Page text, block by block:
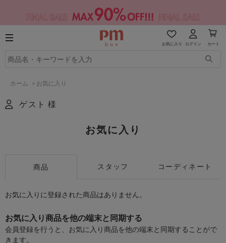
お気に入り ログイン カート
ホーム > お気に入り
ゲスト 様
お気に入り
商品 スタッフ コーディネート
お気に入りに登録された商品はありません。
お気に入り商品を他の端末と同期する
会員登録を行うと、お気に入り商品を他の端末と同期することがで
きます。